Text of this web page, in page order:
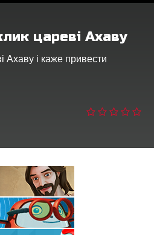
цареві Ахаву
Ахаву і каже привести